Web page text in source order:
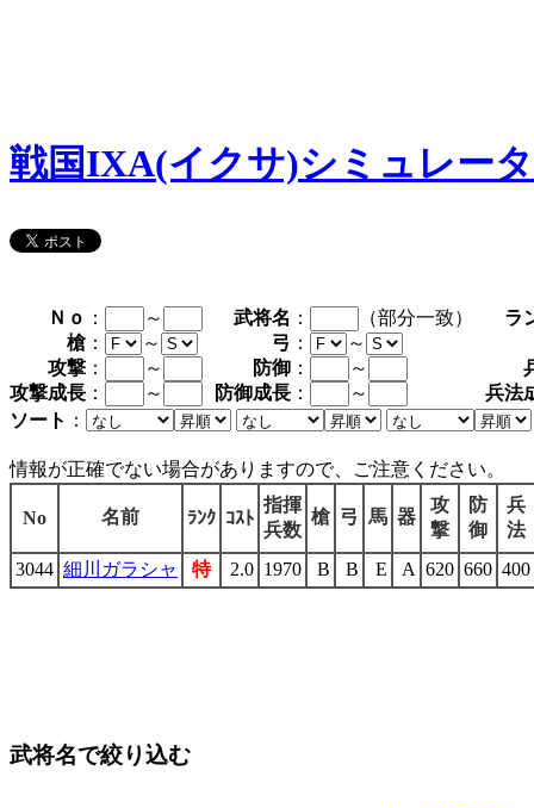
戦国IXA(イクサ)シミュレー
Ｎｏ ： ～ 武将名 ： （部分一致）
ラ
槍 ： ～ 弓 ：
～
攻撃 ： ～ 防御 ： ～
攻撃成長 ： ～ 防御成長 ： ～
兵法
ソート ：
情報が正確でない場合がありますので、ご注意ください。
No 名前 ﾗﾝｸ ｺｽﾄ
指揮
兵数
槍 弓 馬 器
攻
撃
防
御
兵
法
3044 細川ガラシャ 特 2.0 1970 B B E A 620 660 400
武将名で絞り込む